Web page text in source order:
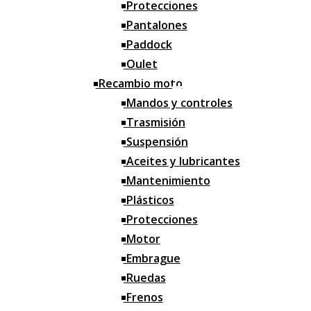
Correas
Limpieza
Orden
Grasa y selladores
Alfombras
Bridas
Iluminación
Motos
Motos nuevas
Motos ocasión
Protecciones
Pantalones
Paddock
Oulet
Recambio moto
Mandos y controles
Trasmisión
Suspensión
Aceites y lubricantes
Mantenimiento
Plásticos
Protecciones
Motor
Embrague
Ruedas
Frenos